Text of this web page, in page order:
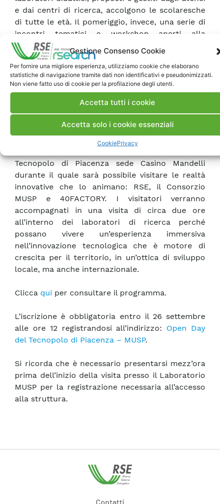
Gestione Consenso Cookie
Per fornire una migliore esperienza, utilizziamo cookie che elaborano
statistiche di navigazione tramite dati non identificativi e pseudonimizzati.
Non viene fatto uso di cookie per la profilazione degli utenti.
Accetta tutti i cookie
Accetta solo i cookie essenziali
CookiePrivacy
e dai centri di ricerca, accolgono le scolaresche
di tutte le età. Il pomeriggio, invece, una serie di
incontri tematici e workshop aperti alla
cittadinanza precederono i momenti più
conviviali e il concerto di chiusura che anima la
giornata fino alle 23:30.
Il programma eventi è disponibilequi.
Open Day anche al Tecnopolo di Piacenza
Tecnopolo di Piacenza sede Casino Mandelli
durante il quale sarà possibile visitare le realtà
innovative che lo animano: RSE, il Consorzio
MUSP e 40FACTORY. I visitatori verranno
accompagnati in una visita di circa due ore
all’interno dei laboratori di ricerca perché
possano vivere un’esperienza immersiva
nell’innovazione tecnologica che è motore di
crescita per il territorio, in un’ottica di sviluppo
locale, ma anche internazionale.
Clicca qui per consultare il programma.
L’iscrizione è obbligatoria entro il 26 settembre
alle ore 12 registrandosi all’indirizzo: Open Day
del Tecnopolo di Piacenza – MUSP.
Si ricorda che è necessario presentarsi mezz’ora
prima dell’inizio della visita presso il Laboratorio
MUSP per la registrazione necessaria all’accesso
alla struttura.
Contatti